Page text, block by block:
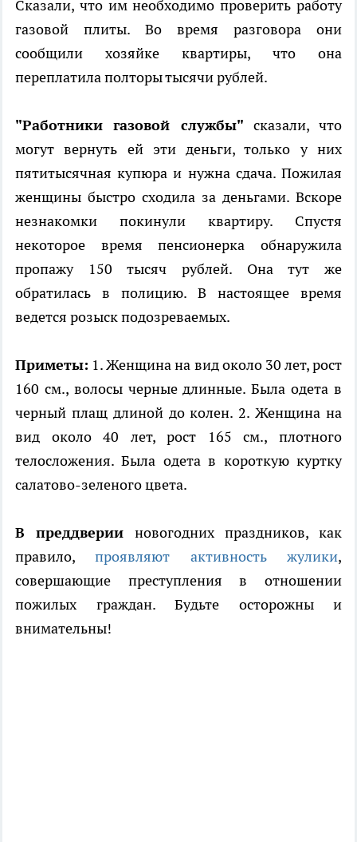
Сказали, что им необходимо проверить работу
газовой плиты. Во время разговора они
сообщили хозяйке квартиры, что она
переплатила полторы тысячи рублей.
"Работники газовой службы" сказали, что
могут вернуть ей эти деньги, только у них
пятитысячная купюра и нужна сдача. Пожилая
женщины быстро сходила за деньгами. Вскоре
незнакомки покинули квартиру. Спустя
некоторое время пенсионерка обнаружила
пропажу 150 тысяч рублей. Она тут же
обратилась в полицию. В настоящее время
ведется розыск подозреваемых.
Приметы: 1. Женщина на вид около 30 лет, рост
160 см., волосы черные длинные. Была одета в
черный плащ длиной до колен. 2. Женщина на
вид около 40 лет, рост 165 см., плотного
телосложения. Была одета в короткую куртку
салатово-зеленого цвета.
В преддверии новогодних праздников, как
правило,проявляют активность жулики,
совершающие преступления в отношении
пожилых граждан. Будьте осторожны и
внимательны!